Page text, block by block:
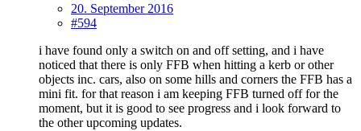
20. September 2016
#594
i have found only a switch on and off setting, and i have
noticed that there is only FFB when hitting a kerb or other
objects inc. cars, also on some hills and corners the FFB has a
mini fit. for that reason i am keeping FFB turned off for the
moment, but it is good to see progress and i look forward to
the other upcoming updates.